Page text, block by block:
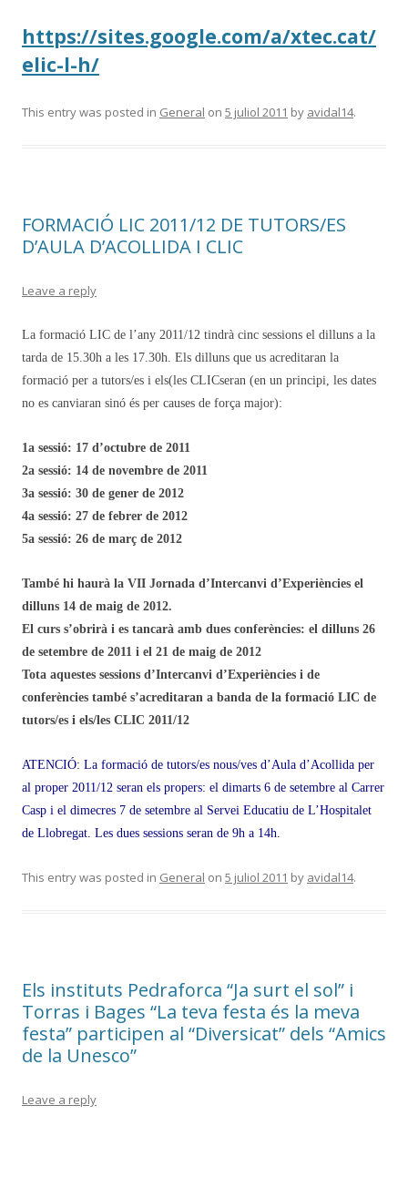
https://sites.google.com/a/xtec.cat/
elic-l-h/
This entry was posted in General on 5 juliol 2011 by avidal14.
FORMACIÓ LIC 2011/12 DE TUTORS/ES
D’AULA D’ACOLLIDA I CLIC
Leave a reply
La formació LIC de l’any 2011/12 tindrà cinc sessions el dilluns a la
tarda de 15.30h a les 17.30h. Els dilluns que us acreditaran la
formació per a tutors/es i els(les CLICseran (en un principi, les dates
no es canviaran sinó és per causes de força major):
1a sessió: 17 d’octubre de 2011
2a sessió: 14 de novembre de 2011
3a sessió: 30 de gener de 2012
4a sessió: 27 de febrer de 2012
5a sessió: 26 de març de 2012
També hi haurà la VII Jornada d’Intercanvi d’Experiències el
dilluns 14 de maig de 2012.
El curs s’obrirà i es tancarà amb dues conferències: el dilluns 26
de setembre de 2011 i el 21 de maig de 2012
Tota aquestes sessions d’Intercanvi d’Experiències i de
conferències també s’acreditaran a banda de la formació LIC de
tutors/es i els/les CLIC 2011/12
ATENCIÓ: La formació de tutors/es nous/ves d’Aula d’Acollida per
al proper 2011/12 seran els propers: el dimarts 6 de setembre al Carrer
Casp i el dimecres 7 de setembre al Servei Educatiu de L’Hospitalet
de Llobregat. Les dues sessions seran de 9h a 14h.
This entry was posted in General on 5 juliol 2011 by avidal14.
Els instituts Pedraforca “Ja surt el sol” i
Torras i Bages “La teva festa és la meva
festa” participen al “Diversicat” dels “Amics
de la Unesco”
Leave a reply